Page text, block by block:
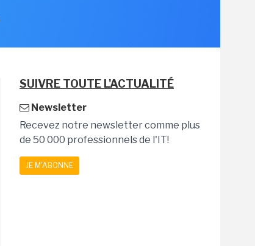
SUIVRE TOUTE L'ACTUALITÉ
Newsletter
Recevez notre newsletter comme plus
de 50 000 professionnels de l'IT!
JE M'ABONNE